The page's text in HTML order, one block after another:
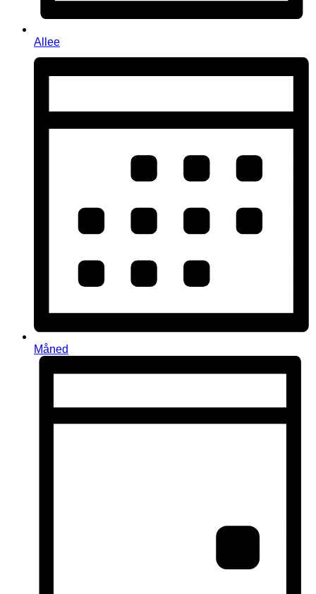
Allee
Måned